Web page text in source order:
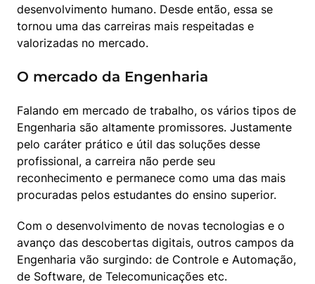
desenvolvimento humano. Desde então, essa se
tornou uma das carreiras mais respeitadas e
valorizadas no mercado.
O mercado da Engenharia
Falando em mercado de trabalho, os vários tipos de
Engenharia são altamente promissores. Justamente
pelo caráter prático e útil das soluções desse
profissional, a carreira não perde seu
reconhecimento e permanece como uma das mais
procuradas pelos estudantes do ensino superior.
Com o desenvolvimento de novas tecnologias e o
avanço das descobertas digitais, outros campos da
Engenharia vão surgindo: de Controle e Automação,
de Software, de Telecomunicações etc.